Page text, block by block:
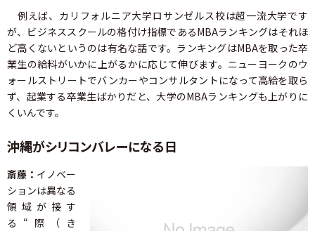
例えば、カリフォルニア大学ロサンゼルス校は超一流大学です
が、ビジネススクールの格付け指標であるMBAランキングはそれほ
ど高くないというのは有名な話です。ランキングはMBAを取った卒
業生の給料がいかに上がるかに応じて伸びます。ニューヨークのウ
ォールストリートでバンカーやコンサルタントになって高給を取ら
ず、起業する卒業生ばかりだと、大学のMBAランキングも上がりに
くいんです。
沖縄がシリコンバレーになる日
斎藤： イノベー
ションは異なる
領域が接す
る“際（き